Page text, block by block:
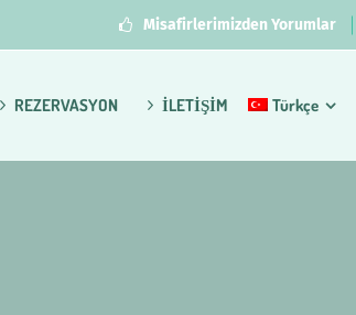
Misafirlerimizden Yorumlar
REZERVASYON İLETİŞİM Türkçe